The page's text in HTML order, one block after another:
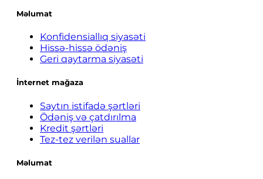
Məlumat
Konfidensiallıq siyasəti
Hissə-hissə ödəniş
Geri qaytarma siyasəti
İnternet mağaza
Saytın istifadə şərtləri
Ödəniş və çatdırılma
Kredit şərtləri
Tez-tez verilən suallar
Məlumat